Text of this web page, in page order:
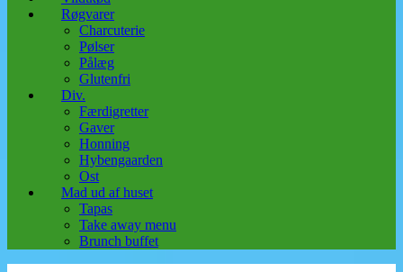
Røgvarer
Charcuterie
Pølser
Pålæg
Glutenfri
Div.
Færdigretter
Gaver
Honning
Hybengaarden
Ost
Mad ud af huset
Tapas
Take away menu
Brunch buffet